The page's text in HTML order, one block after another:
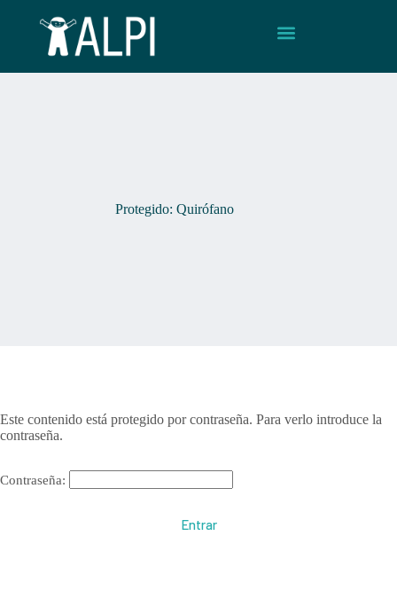
Protegido: Quirófano
Este contenido está protegido por contraseña. Para verlo introduce la
contraseña.
Contraseña: